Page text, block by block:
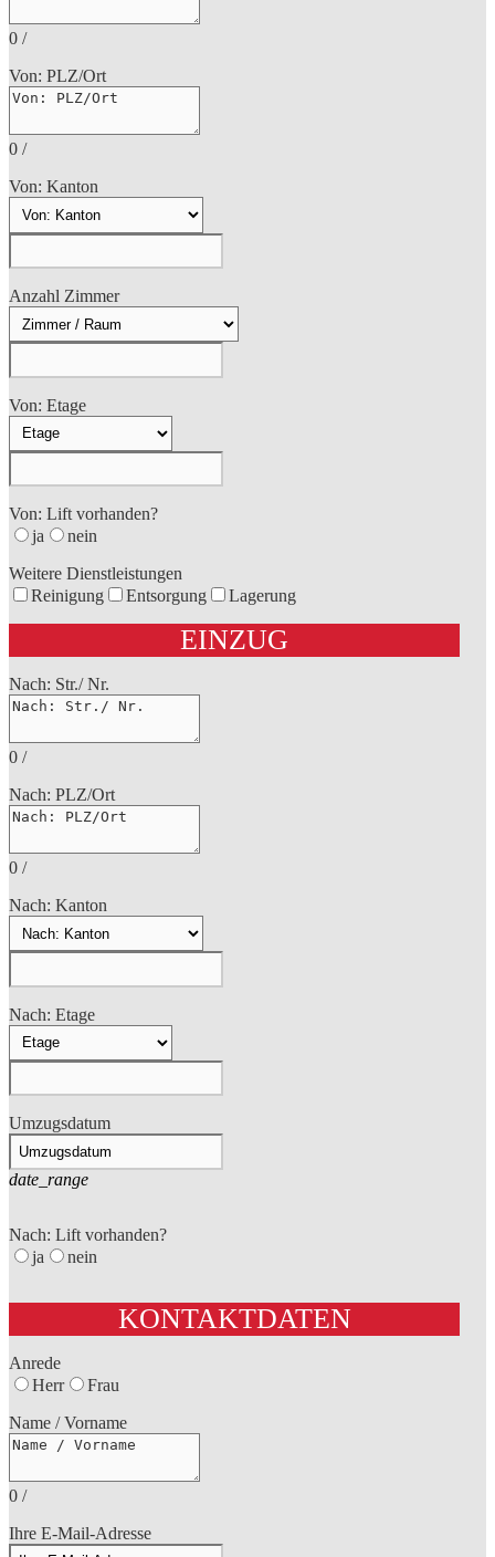
0 /
Von: PLZ/Ort
0 /
Von: Kanton
Anzahl Zimmer
Von: Etage
Von: Lift vorhanden?
ja
nein
Weitere Dienstleistungen
Reinigung
Entsorgung Lagerung
EINZUG
Nach: Str./ Nr.
0 /
Nach: PLZ/Ort
0 /
Nach: Kanton
Nach: Etage
Umzugsdatum
date_range
Nach: Lift vorhanden?
ja
nein
KONTAKTDATEN
Anrede
Herr
Frau
Name / Vorname
0 /
Ihre E-Mail-Adresse